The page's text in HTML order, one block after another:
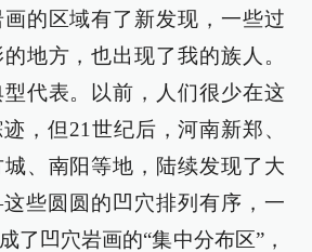
的区域有了新发现，一些过
地方，也出现了我的族人。
代表。以前，人们很少在这
，但21世纪后，河南新郑、
、南阳等地，陆续发现了大
些圆圆的凹穴排列有序，一
了凹穴岩画的“集中分布区”，